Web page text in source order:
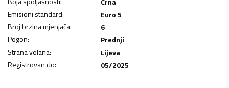
Emisioni standard:
Euro 5
Broj brzina mjenjača:
6
Pogon:
Prednji
Strana volana:
Lijeva
Registrovan do: 05/2025